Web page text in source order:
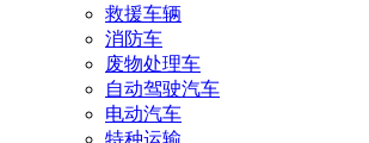
救援车辆
消防车
废物处理车
自动驾驶汽车
电动汽车
特种运输